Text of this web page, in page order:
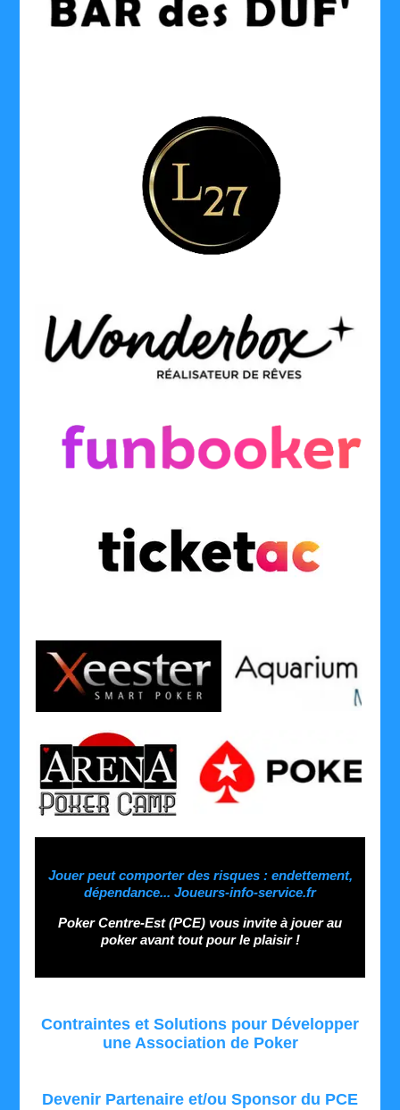
Jouer peut comporter des risques : endettement,
dépendance... Joueurs-info-service.fr
Poker Centre-Est (PCE) vous invite à jouer au
poker avant tout pour le plaisir !
Contraintes et Solutions pour Développer
une Association de Poker
Devenir Partenaire et/ou Sponsor du PCE